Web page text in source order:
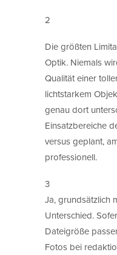
2
Die größten
Optik. Niemals
Qualität einer
lichtstarkem
genau dort
Einsatzbereiche
versus geplant,
professionell.
3
Ja, grundsätzlich
Unterschied.
Dateigröße
Fotos bei